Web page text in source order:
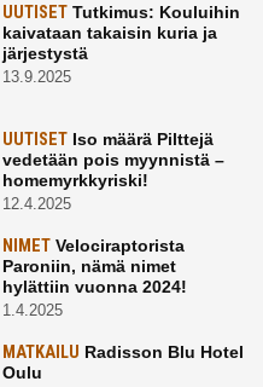
UUTISETTutkimus: Kouluihin
kaivataan takaisin kuria ja
järjestystä
13.9.2025
UUTISETIso määrä Pilttejä
vedetään pois myynnistä –
homemyrkkyriski!
12.4.2025
NIMETVelociraptorista
Paroniin, nämä nimet
hylättiin vuonna 2024!
1.4.2025
MATKAILU Radisson Blu Hotel
Oulu